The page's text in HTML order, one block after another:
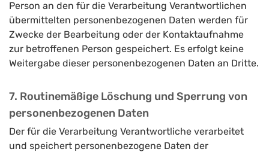
Person an den für die Verarbeitung Verantwortlichen
übermittelten personenbezogenen Daten werden für
Zwecke der Bearbeitung oder der Kontaktaufnahme
zur betroffenen Person gespeichert. Es erfolgt keine
Weitergabe dieser personenbezogenen Daten an Dritte.
7. Routinemäßige Löschung und Sperrung von
personenbezogenen Daten
Der für die Verarbeitung Verantwortliche verarbeitet
und speichert personenbezogene Daten der